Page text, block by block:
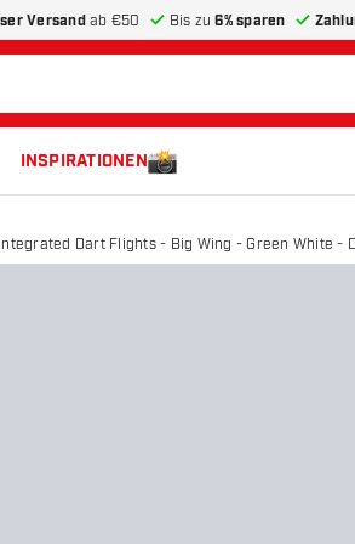
Versandab €50 Bis zu6% sparen
INSPIRATIONEN
Integrated Dart Flights - Big Wing - Green White -